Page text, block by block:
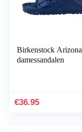
Birkenstock Arizona
damessandalen
€36.95